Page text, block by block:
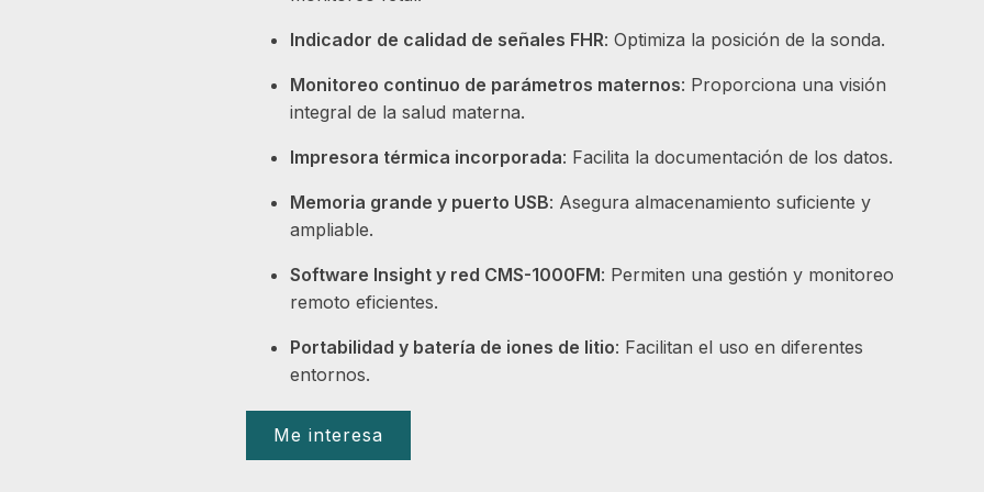
Indicador de calidad de señales FHR: Optimiza la posición de la sonda.
Monitoreo continuo de parámetros maternos: Proporciona una visión
integral de la salud materna.
Impresora térmica incorporada: Facilita la documentación de los datos.
Memoria grande y puerto USB: Asegura almacenamiento suficiente y
ampliable.
Software Insight y red CMS-1000FM: Permiten una gestión y monitoreo
remoto eficientes.
Portabilidad y batería de iones de litio: Facilitan el uso en diferentes
entornos.
Me interesa